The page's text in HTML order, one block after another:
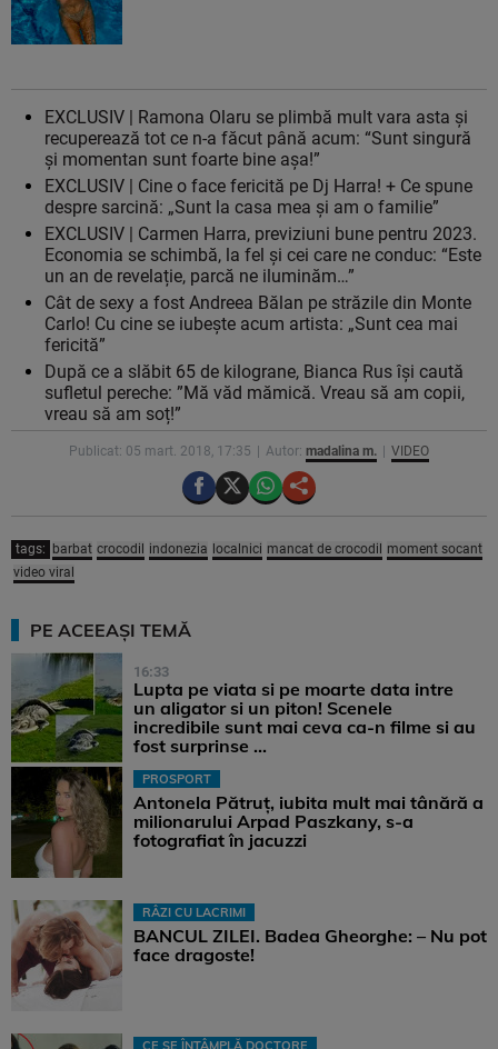
EXCLUSIV | Ramona Olaru se plimbă mult vara asta și
recuperează tot ce n-a făcut până acum: “Sunt singură
și momentan sunt foarte bine așa!”
EXCLUSIV | Cine o face fericită pe Dj Harra! + Ce spune
despre sarcină: „Sunt la casa mea și am o familie”
EXCLUSIV | Carmen Harra, previziuni bune pentru 2023.
Economia se schimbă, la fel și cei care ne conduc: “Este
un an de revelație, parcă ne iluminăm…”
Cât de sexy a fost Andreea Bălan pe străzile din Monte
Carlo! Cu cine se iubește acum artista: „Sunt cea mai
fericită”
După ce a slăbit 65 de kilograne, Bianca Rus își caută
sufletul pereche: ”Mă văd mămică. Vreau să am copii,
vreau să am soț!”
Publicat: 05 mart. 2018, 17:35 Autor: madalina m. VIDEO
tags: barbat crocodil indonezia localnici mancat de crocodil moment socant
video viral
PE ACEEAȘI TEMĂ
16:33
Lupta pe viata si pe moarte data intre
un aligator si un piton! Scenele
incredibile sunt mai ceva ca-n filme si au
fost surprinse ...
PROSPORT
Antonela Pătruț, iubita mult mai tânără a
milionarului Arpad Paszkany, s-a
fotografiat în jacuzzi
RÂZI CU LACRIMI
BANCUL ZILEI. Badea Gheorghe: – Nu pot
face dragoste!
CE SE ÎNTÂMPLĂ DOCTORE